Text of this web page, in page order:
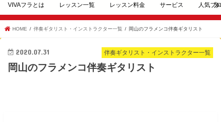
VIVAフラとは レッスン一覧 レッスン料金 サービス 人気ブ
HOME 伴奏ギタリスト・インストラクター一覧 岡山のフラメンコ伴奏ギタリスト
伴奏ギタリスト・インストラクター一覧
2020.07.31
岡山のフラメンコ伴奏ギタリスト